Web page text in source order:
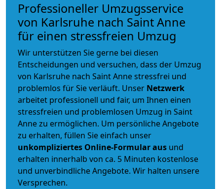
Professioneller Umzugsservice
von Karlsruhe nach Saint Anne
für einen stressfreien Umzug
Wir unterstützen Sie gerne bei diesen
Entscheidungen und versuchen, dass der Umzug
von Karlsruhe nach Saint Anne stressfrei und
problemlos für Sie verläuft. Unser Netzwerk
arbeitet professionell und fair, um Ihnen einen
stressfreien und problemlosen Umzug in Saint
Anne zu ermöglichen. Um persönliche Angebote
zu erhalten, füllen Sie einfach unser
unkompliziertes Online-Formular aus und
erhalten innerhalb von ca. 5 Minuten kostenlose
und unverbindliche Angebote. Wir halten unsere
Versprechen.